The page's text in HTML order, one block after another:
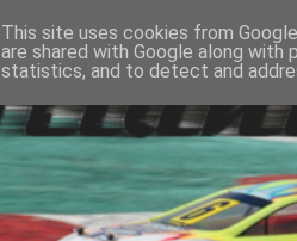
This site uses cookies from
are shared with Google along
statistics, and to detect and